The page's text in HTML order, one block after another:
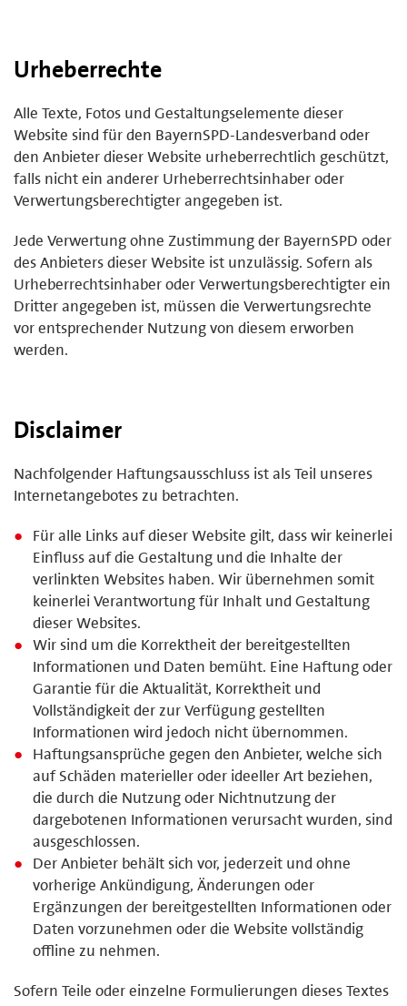
Urheberrechte
Alle Texte, Fotos und Gestaltungselemente dieser
Website sind für den BayernSPD-Landesverband oder
den Anbieter dieser Website urheberrechtlich geschützt,
falls nicht ein anderer Urheberrechtsinhaber oder
Verwertungsberechtigter angegeben ist.
Jede Verwertung ohne Zustimmung der BayernSPD oder
des Anbieters dieser Website ist unzulässig. Sofern als
Urheberrechtsinhaber oder Verwertungsberechtigter ein
Dritter angegeben ist, müssen die Verwertungsrechte
vor entsprechender Nutzung von diesem erworben
werden.
Disclaimer
Nachfolgender Haftungsausschluss ist als Teil unseres
Internetangebotes zu betrachten.
Für alle Links auf dieser Website gilt, dass wir keinerlei
Einfluss auf die Gestaltung und die Inhalte der
verlinkten Websites haben. Wir übernehmen somit
keinerlei Verantwortung für Inhalt und Gestaltung
dieser Websites.
Wir sind um die Korrektheit der bereitgestellten
Informationen und Daten bemüht. Eine Haftung oder
Garantie für die Aktualität, Korrektheit und
Vollständigkeit der zur Verfügung gestellten
Informationen wird jedoch nicht übernommen.
Haftungsansprüche gegen den Anbieter, welche sich
auf Schäden materieller oder ideeller Art beziehen,
die durch die Nutzung oder Nichtnutzung der
dargebotenen Informationen verursacht wurden, sind
ausgeschlossen.
Der Anbieter behält sich vor, jederzeit und ohne
vorherige Ankündigung, Änderungen oder
Ergänzungen der bereitgestellten Informationen oder
Daten vorzunehmen oder die Website vollständig
offline zu nehmen.
Sofern Teile oder einzelne Formulierungen dieses Textes